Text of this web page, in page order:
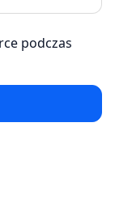
podczas